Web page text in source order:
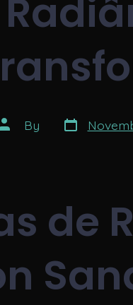
Post By Post
date
de